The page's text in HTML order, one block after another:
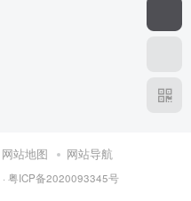
网站地图 网站导航
· 粤ICP备2020093345号